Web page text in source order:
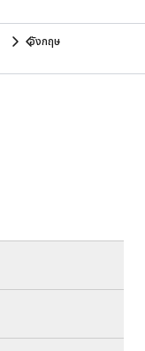
อังกฤษ